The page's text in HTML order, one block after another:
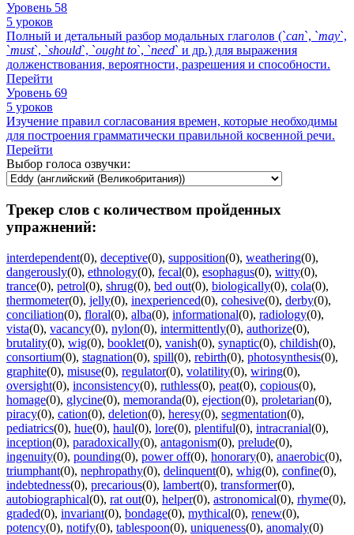
Уровень 58
5 уроков
Полный и детальный разбор модальных глаголов (`can`, `may`,
`must`, `should`, `ought to`, `need` и др.) для выражения
долженствования, вероятности, разрешения и способности.
Перейти
Уровень 69
5 уроков
Изучение правил согласования времен, которые необходимы
для построения грамматически правильной косвенной речи.
Перейти
Выбор голоса озвучки:
Трекер слов с количеством пройденных
упражнений:
interdependent(0), deceptive(0), supposition(0), weathering(0),
dangerously(0), ethnology(0), fecal(0), esophagus(0), witty(0),
trance(0), petrol(0), shrug(0), bed out(0), biologically(0), cola(0),
thermometer(0), jelly(0), inexperienced(0), cohesive(0), derby(0),
conciliation(0), floral(0), alba(0), informational(0), radiology(0),
vista(0), vacancy(0), nylon(0), intermittently(0), authorize(0),
brutality(0), wig(0), booklet(0), vanish(0), synaptic(0), childish(0),
consortium(0), stagnation(0), spill(0), rebirth(0), photosynthesis(0),
graphite(0), misuse(0), regulator(0), volatility(0), wiring(0),
oversight(0), inconsistency(0), ruthless(0), peat(0), copious(0),
homage(0), glycine(0), memoranda(0), ejection(0), proletarian(0),
piracy(0), cation(0), deletion(0), heresy(0), segmentation(0),
pediatrics(0), hue(0), haul(0), lore(0), plentiful(0), intracranial(0),
inception(0), paradoxically(0), antagonism(0), prelude(0),
ingenuity(0), pounding(0), power off(0), honorary(0), anaerobic(0),
triumphant(0), nephropathy(0), delinquent(0), whig(0), confine(0),
indebtedness(0), precarious(0), lambert(0), transformer(0),
autobiographical(0), rat out(0), helper(0), astronomical(0), rhyme(0),
graded(0), invariant(0), bondage(0), mythical(0), renew(0),
potency(0), notify(0), tablespoon(0), uniqueness(0), anomaly(0)